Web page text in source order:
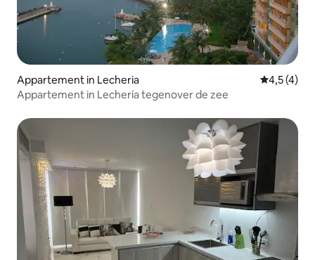
Appartement in Lecheria
4,5 (4)
Appartement in Lechería tegenover de zee